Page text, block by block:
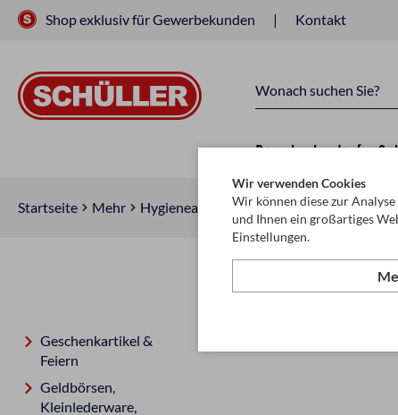
Shop exklusiv für Gewerbekunden Kontakt
Raucherbedarf
Startseite Mehr Hygieneartikel Papierhandtücher
Geschenkartikel &
Feiern
Geldbörsen,
Kleinlederware,
Wir verwenden Cookies
Wir können diese zur
und Ihnen ein großartiges
Einstellungen.